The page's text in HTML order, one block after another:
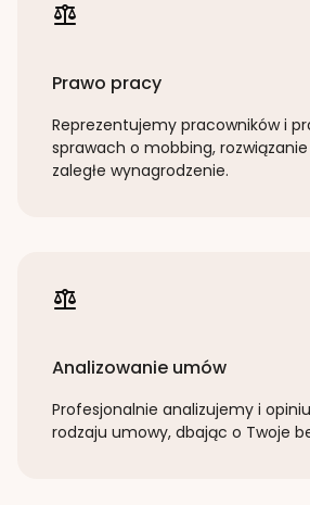
Prawo pracy
Reprezentujemy pracowników i
sprawach o mobbing,
zaległe wynagrodzenie.
Analizowanie umów
Profesjonalnie analizujemy i
rodzaju umowy, dbając o Twoje